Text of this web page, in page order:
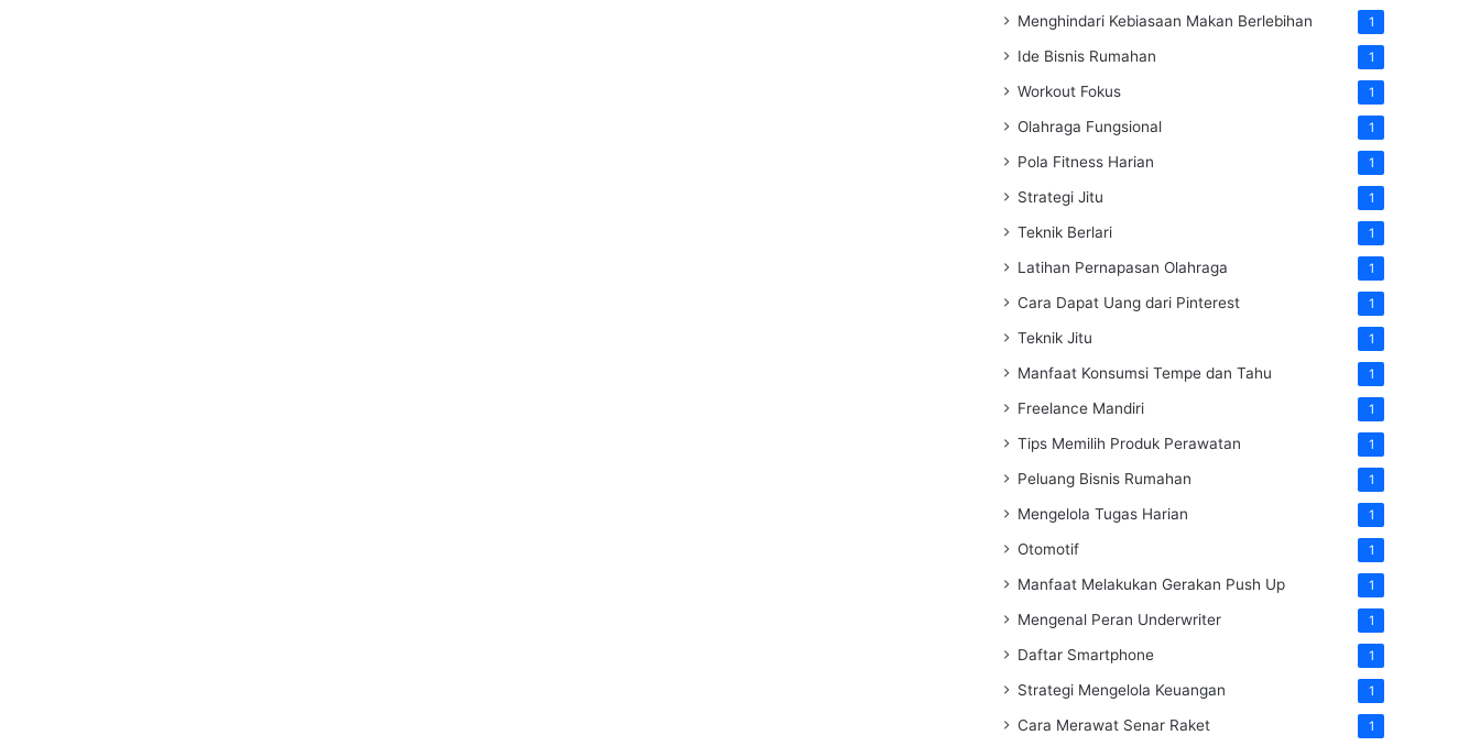
Menghindari Kebiasaan Makan Berlebihan 1
Ide Bisnis Rumahan 1
Workout Fokus 1
Olahraga Fungsional 1
Pola Fitness Harian 1
Strategi Jitu 1
Teknik Berlari 1
Latihan Pernapasan Olahraga 1
Cara Dapat Uang dari Pinterest 1
Teknik Jitu 1
Manfaat Konsumsi Tempe dan Tahu 1
Freelance Mandiri 1
Tips Memilih Produk Perawatan 1
Peluang Bisnis Rumahan 1
Mengelola Tugas Harian 1
Otomotif 1
Manfaat Melakukan Gerakan Push Up 1
Mengenal Peran Underwriter 1
Daftar Smartphone 1
Strategi Mengelola Keuangan 1
Cara Merawat Senar Raket 1